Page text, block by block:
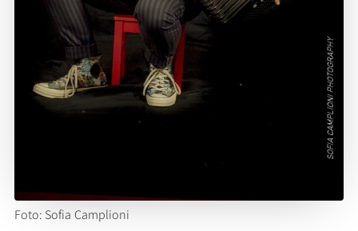
Foto: Sofia Camplioni